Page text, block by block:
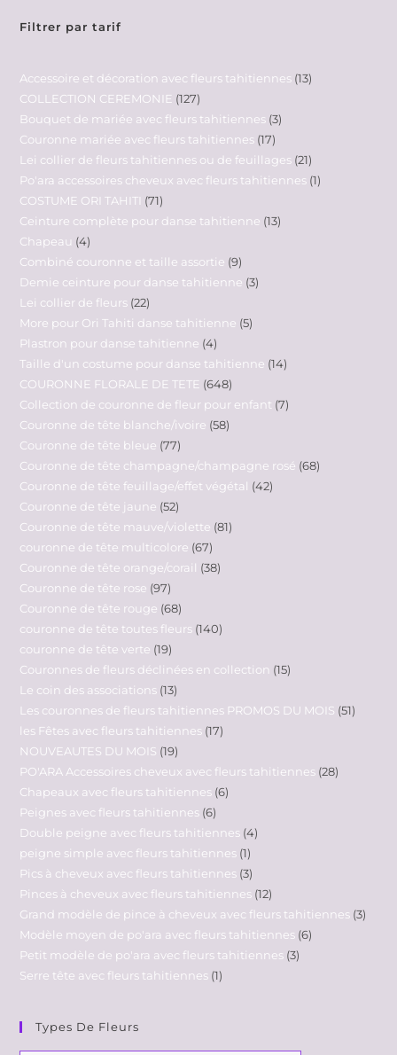
Filtrer par tarif
Accessoire et décoration avec fleurs tahitiennes 13
COLLECTION CEREMONIE 127
Bouquet de mariée avec fleurs tahitiennes 3
Couronne mariée avec fleurs tahitiennes 17
Lei collier de fleurs tahitiennes ou de feuillages 21
Po'ara accessoires cheveux avec fleurs tahitiennes 1
COSTUME ORI TAHITI
71
Ceinture complète pour danse tahitienne 13
Chapeau 4
Combiné couronne et taille assortie 9
Demie ceinture pour danse tahitienne 3
Lei collier de fleurs 22
More pour Ori Tahiti danse tahitienne 5
Plastron pour danse tahitienne 4
Taille d'un costume pour danse tahitienne 14
COURONNE FLORALE DE TETE 648
Collection de couronne de fleur pour enfant 7
Couronne de tête blanche/ivoire 58
Couronne de tête bleue 77
Couronne de tête champagne/champagne rosé 68
Couronne de tête feuillage/effet végétal 42
Couronne de tête jaune 52
Couronne de tête mauve/violette 81
couronne de tête multicolore 67
Couronne de tête orange/corail 38
Couronne de tête rose 97
Couronne de tête rouge 68
couronne de tête toutes fleurs 140
couronne de tête verte 19
Couronnes de fleurs déclinées en collection 15
Le coin des associations 13
Les couronnes de fleurs tahitiennes PROMOS DU MOIS 51
les Fêtes avec fleurs tahitiennes 17
NOUVEAUTES DU MOIS 19
PO'ARA Accessoires cheveux avec fleurs tahitiennes 28
Chapeaux avec fleurs tahitiennes 6
Peignes avec fleurs tahitiennes 6
Double peigne avec fleurs tahitiennes 4
peigne simple avec fleurs tahitiennes 1
Pics à cheveux avec fleurs tahitiennes 3
Pinces à cheveux avec fleurs tahitiennes 12
Grand modèle de pince à cheveux avec fleurs tahitiennes 3
Modèle moyen de po'ara avec fleurs tahitiennes 6
Petit modèle de po'ara avec fleurs tahitiennes 3
Serre tête avec fleurs tahitiennes 1
Types De Fleurs